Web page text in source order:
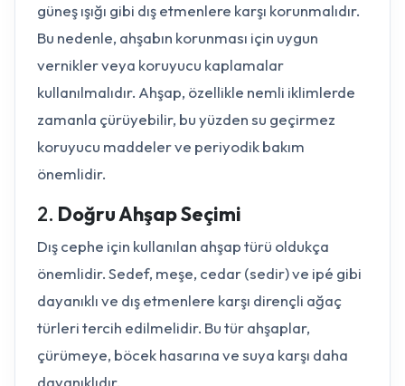
güneş ışığı gibi dış etmenlere karşı korunmalıdır.
Bu nedenle, ahşabın korunması için uygun
vernikler veya koruyucu kaplamalar
kullanılmalıdır. Ahşap, özellikle nemli iklimlerde
zamanla çürüyebilir, bu yüzden su geçirmez
koruyucu maddeler ve periyodik bakım
önemlidir.
2. Doğru Ahşap Seçimi
Dış cephe için kullanılan ahşap türü oldukça
önemlidir. Sedef, meşe, cedar (sedir) ve ipé gibi
dayanıklı ve dış etmenlere karşı dirençli ağaç
türleri tercih edilmelidir. Bu tür ahşaplar,
çürümeye, böcek hasarına ve suya karşı daha
dayanıklıdır.